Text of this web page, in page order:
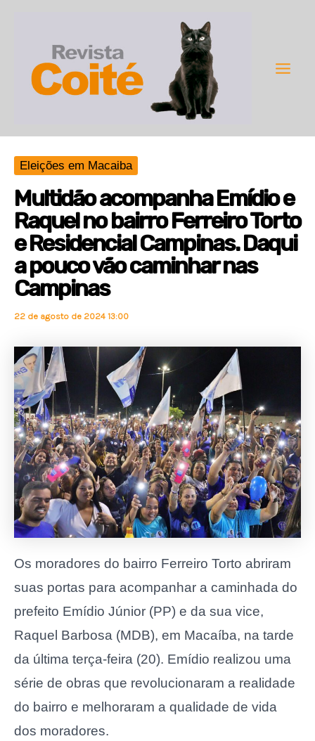
conteúdo
Eleições em Macaiba
Multidão acompanha Emídio e
Raquel no bairro Ferreiro Torto
e Residencial Campinas. Daqui
a pouco vão caminhar nas
Campinas
22 de agosto de 2024 13:00
Os moradores do bairro Ferreiro Torto abriram
suas portas para acompanhar a caminhada do
prefeito Emídio Júnior (PP) e da sua vice,
Raquel Barbosa (MDB), em Macaíba, na tarde
da última terça-feira (20). Emídio realizou uma
série de obras que revolucionaram a realidade
do bairro e melhoraram a qualidade de vida
dos moradores.